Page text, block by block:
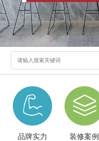
品牌实力 装修案例